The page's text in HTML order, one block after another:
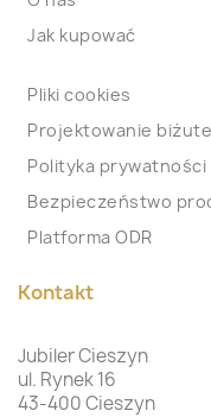
Jak kupować
Pliki cookies
Projektowanie
Polityka prywatności
Bezpieczeństwo
Platforma ODR
Kontakt
Jubiler Cieszyn
ul. Rynek 16
43-400 Cieszyn